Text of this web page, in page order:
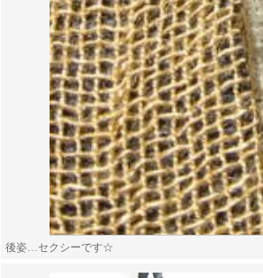
後姿…セクシーです☆